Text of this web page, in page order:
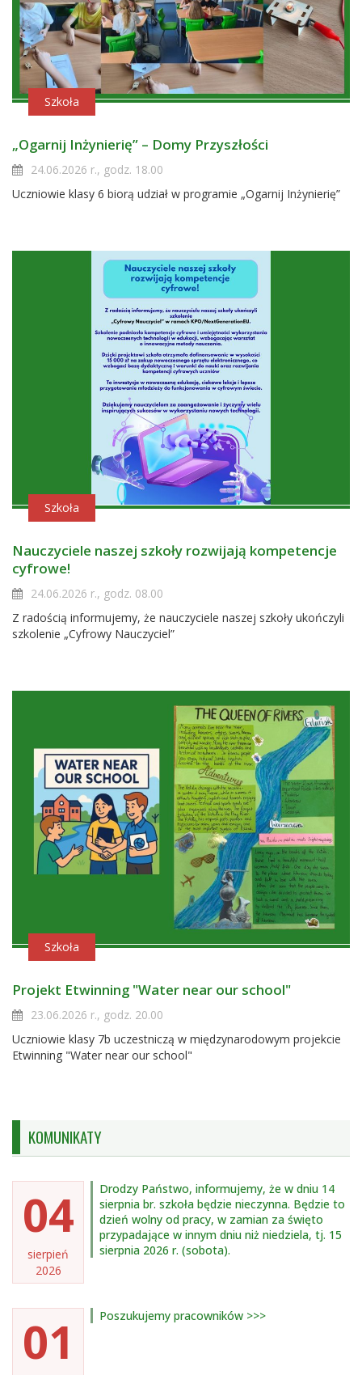
Szkoła
„Ogarnij Inżynierię” – Domy Przyszłości
24.06.2026 r., godz. 18.00
Uczniowie klasy 6 biorą udział w programie „Ogarnij Inżynierię”
Szkoła
Nauczyciele naszej szkoły rozwijają kompetencje
cyfrowe!
24.06.2026 r., godz. 08.00
Z radością informujemy, że nauczyciele naszej szkoły ukończyli
szkolenie „Cyfrowy Nauczyciel”
Szkoła
Projekt Etwinning "Water near our school"
23.06.2026 r., godz. 20.00
Uczniowie klasy 7b uczestniczą w międzynarodowym projekcie
Etwinning "Water near our school"
KOMUNIKATY
04
sierpień
2026
Drodzy Państwo, informujemy, że w dniu 14
sierpnia br. szkoła będzie nieczynna. Będzie to
dzień wolny od pracy, w zamian za święto
przypadające w innym dniu niż niedziela, tj. 15
sierpnia 2026 r. (sobota).
01 Poszukujemy pracowników >>>